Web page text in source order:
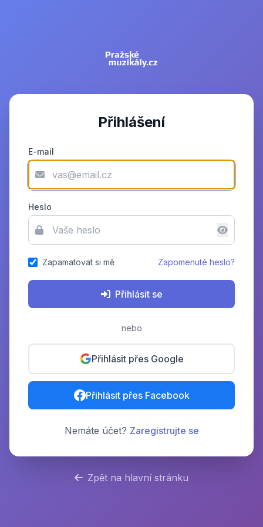
Přihlášení
E-mail
Heslo
Zapamatovat si mě Zapomenuté heslo?
Přihlásit se
nebo
Přihlásit přes Google
Přihlásit přes Facebook
Nemáte účet? Zaregistrujte se
Zpět na hlavní stránku